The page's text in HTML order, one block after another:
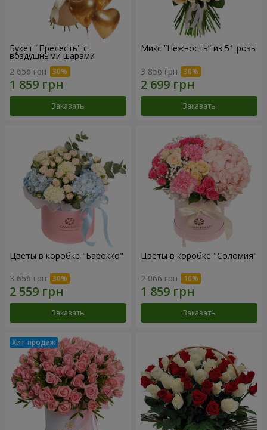
Букет "Прелесть" с
воздушными шарами
2 656 грн
Заказать
Микс “Нежность” из 51 розы
3 856 грн
Заказать
Цветы в коробке "Барокко"
3 656 грн
Заказать
Цветы в коробке "Соломия"
2 066 грн
Заказать